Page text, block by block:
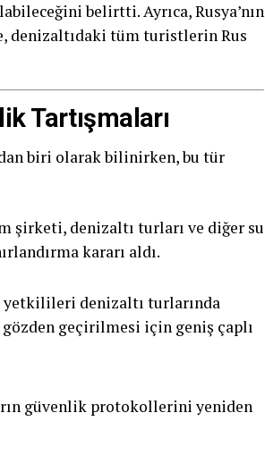
belirtti. Ayrıca, Rusya’nın
denizaltıdaki tüm turistlerin Rus
Tartışmaları
biri olarak bilinirken, bu tür
şirketi, denizaltı turları ve diğer su
kararı aldı.
yetkilileri denizaltı turlarında
geçirilmesi için geniş çaplı
güvenlik protokollerini yeniden